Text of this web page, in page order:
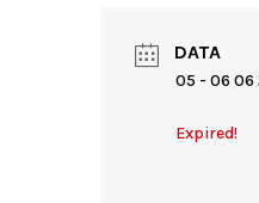
DATA
05 - 06 06
Expired!